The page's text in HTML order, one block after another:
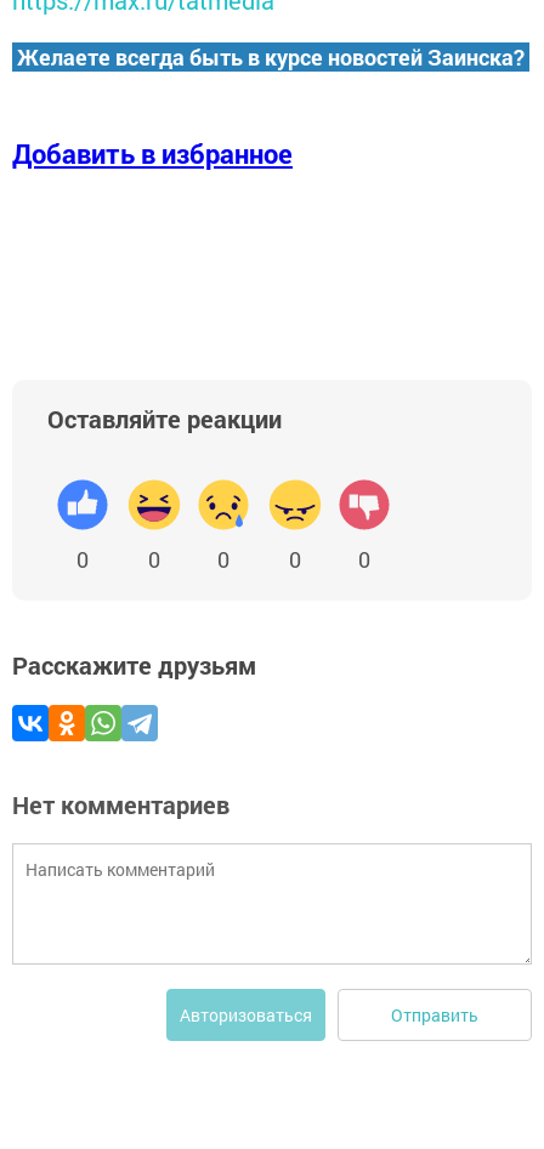
Желаете всегда быть в курсе новостей Заинска?
Добавить в избранное
Оставляйте реакции
0 0 0 0 0
Расскажите друзьям
Нет комментариев
Авторизоваться Отправить